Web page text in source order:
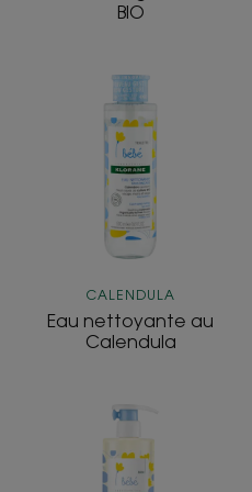
BIO
Eau
nettoyante
au
Calendula
CALENDULA
Eau nettoyante au
Calendula
lavant doux au
Calendula